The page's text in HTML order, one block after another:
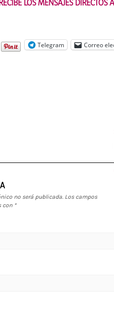
LOS MENSAJES
Telegram Correo
no será publicada. Los campos
con *